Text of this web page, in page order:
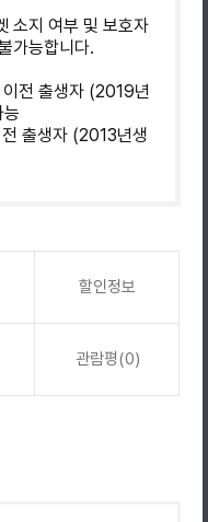
소지 여부 및 보호자
가능합니다.
전 출생자 (2019년
출생자 (2013년생
할인정보
관람평(0)